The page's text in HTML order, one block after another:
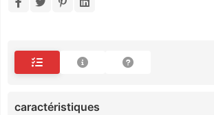
caractéristiques